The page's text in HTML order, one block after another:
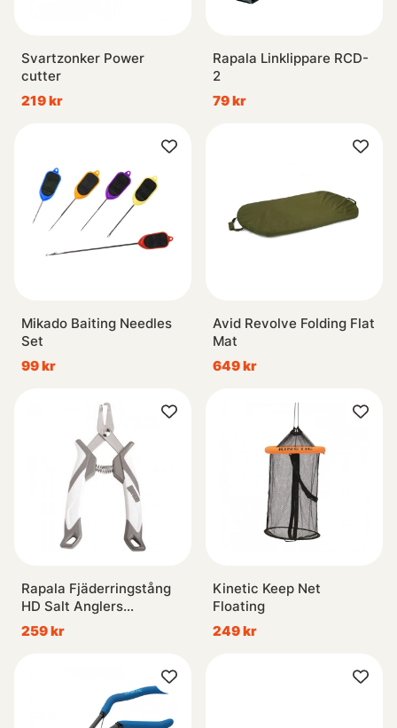
Svartzonker Power
cutter
219 kr
Rapala Linklippare RCD-
2
79 kr
Mikado Baiting Needles
Set
99 kr
Avid Revolve Folding Flat
Mat
649 kr
Rapala Fjäderringstång
HD Salt Anglers
SAHDSRP
259 kr
Kinetic Keep Net
Floating
249 kr